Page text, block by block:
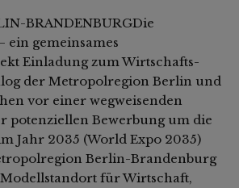
BRANDENBURGDie
ein gemeinsames
Einladung zum Wirtschafts-
der Metropolregion Berlin und
vor einer wegweisenden
potenziellen Bewerbung um die
Jahr 2035 (World Expo 2035)
Berlin-Brandenburg
für Wirtschaft,